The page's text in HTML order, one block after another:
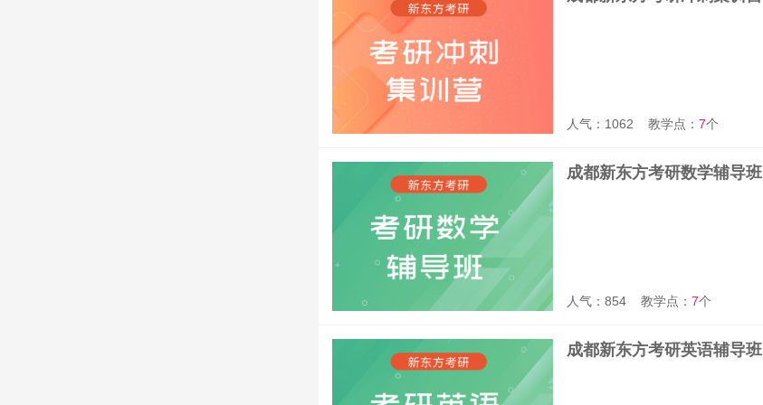
人气：1062 教学点： 7个
成都新东方考研数学辅导班
人气：854 教学点： 7个
成都新东方考研英语辅导班